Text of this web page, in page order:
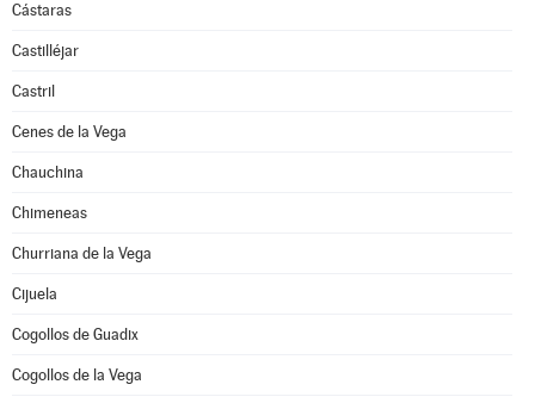
Cástaras
Castilléjar
Castril
Cenes de la Vega
Chauchina
Chimeneas
Churriana de la Vega
Cijuela
Cogollos de Guadix
Cogollos de la Vega